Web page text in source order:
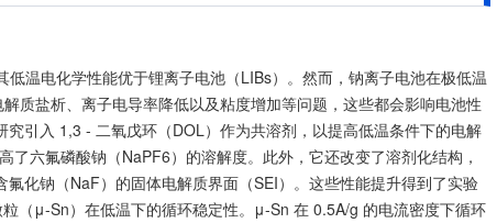
温电化学性能优于锂离子电池（LIBs）。然而，钠离子电池在极低温
质盐析、离子电导率降低以及粘度增加等问题，这些都会影响电池性
引入 1,3 - 二氧戊环（DOL）作为共溶剂，以提高低温条件下的电解
六氟磷酸钠（NaPF6）的溶解度。此外，它还改变了溶剂化结构，
化钠（NaF）的固体电解质界面（SEI）。这些性能提升得到了实验
（μ-Sn）在低温下的循环稳定性。μ-Sn 在 0.5A/g 的电流密度下循环